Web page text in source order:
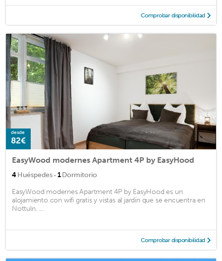
Comprobar disponibilidad
desde
82€
EasyWood modernes Apartment 4P by EasyHood
4Huéspedes · 1Dormitorio
EasyWood modernes Apartment 4P by EasyHood es un
alojamiento con wifi gratis y vistas al jardín que se encuentra en
Nottuln. ...
Comprobar disponibilidad